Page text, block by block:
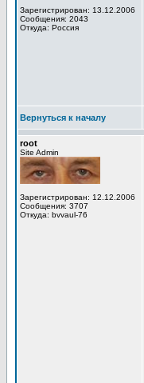
Зарегистрирован: 13.12.2006
Сообщения: 2043
Откуда: Россия
Вернуться к началу
root
Site Admin
Зарегистрирован: 12.12.2006
Сообщения: 3707
Откуда: bvvaul-76